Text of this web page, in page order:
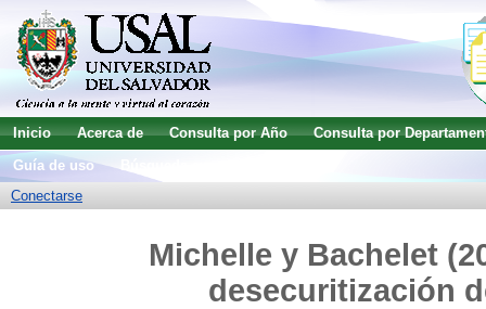
Inicio Acerca de Consulta por Año
Consulta por
Guía de uso
Conectarse
Michelle y Bachelet
desecuritización